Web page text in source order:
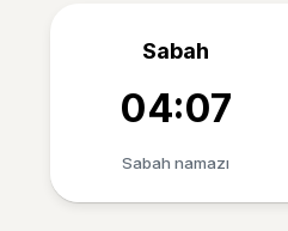
Sabah
04:07
Sabah namazı